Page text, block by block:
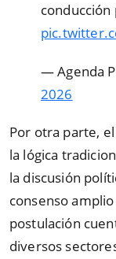
— Agenda
2026
Por otra parte,
la lógica
la discusión
consenso
postulación
diversos